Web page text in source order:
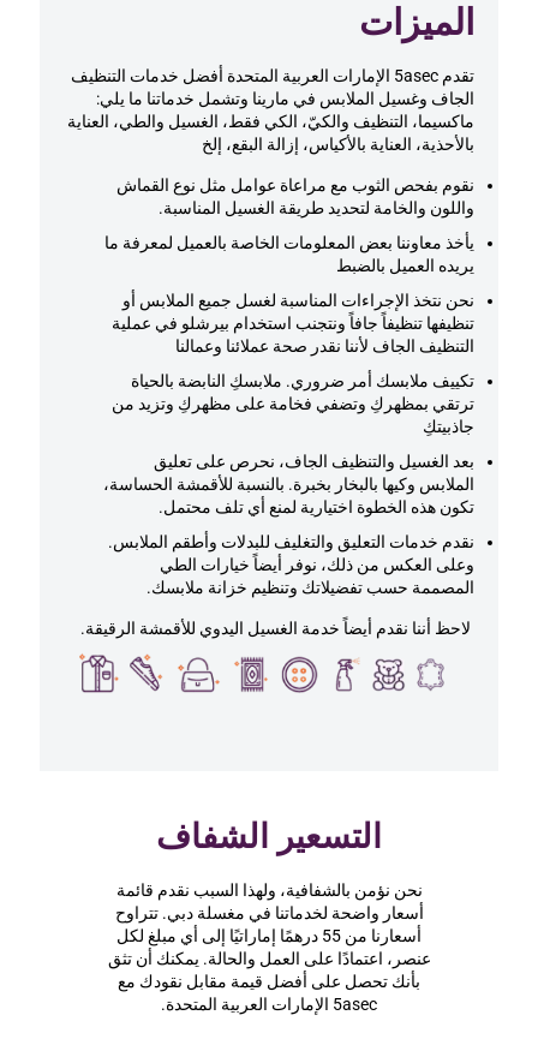
الميزات
تقدم 5asec الإمارات العربية المتحدة أفضل خدمات التنظيف
الجاف وغسيل الملابس في مارينا وتشمل خدماتنا ما يلي:
ماكسيما، التنظيف والكيّ، الكي فقط، الغسيل والطي، العناية
بالأحذية، العناية بالأكياس، إزالة البقع، إلخ
نقوم بفحص الثوب مع مراعاة عوامل مثل نوع القماش
واللون والخامة لتحديد طريقة الغسيل المناسبة.
يأخذ معاوننا بعض المعلومات الخاصة بالعميل لمعرفة ما
يريده العميل بالضبط
نحن نتخذ الإجراءات المناسبة لغسل جميع الملابس أو
تنظيفها تنظيفاً جافاً ونتجنب استخدام بيرشلو في عملية
التنظيف الجاف لأننا نقدر صحة عملائنا وعمالنا
تكييف ملابسك أمر ضروري. ملابسكِ النابضة بالحياة
ترتقي بمظهركِ وتضفي فخامة على مظهركِ وتزيد من
جاذبيتكِ
بعد الغسيل والتنظيف الجاف، نحرص على تعليق
الملابس وكيها بالبخار بخبرة. بالنسبة للأقمشة الحساسة،
تكون هذه الخطوة اختيارية لمنع أي تلف محتمل.
نقدم خدمات التعليق والتغليف للبدلات وأطقم الملابس.
وعلى العكس من ذلك، نوفر أيضاً خيارات الطي
المصممة حسب تفضيلاتك وتنظيم خزانة ملابسك.
لاحظ أننا نقدم أيضاً خدمة الغسيل اليدوي للأقمشة الرقيقة.
التسعير الشفاف
نحن نؤمن بالشفافية، ولهذا السبب نقدم قائمة
أسعار واضحة لخدماتنا في مغسلة دبي. تتراوح
أسعارنا من 55 درهمًا إماراتيًا إلى أي مبلغ لكل
عنصر، اعتمادًا على العمل والحالة. يمكنك أن تثق
بأنك تحصل على أفضل قيمة مقابل نقودك مع
5asec الإمارات العربية المتحدة.